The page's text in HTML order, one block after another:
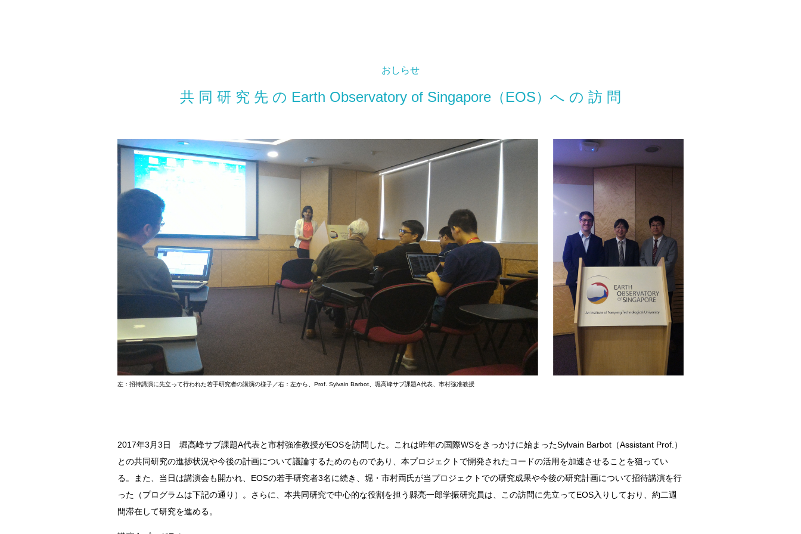
おしらせ
共 同 研 究 先 の Earth Observatory of Singapore（EOS）へ の 訪 問
左：招待講演に先⽴って⾏われた若⼿研究者の講演の様⼦／右：左から、Prof. Sylvain Barbot、堀高峰サブ課題A代表、市村強准教授
2017年3⽉3日 堀⾼峰サブ課題A代表と市村強准教授がEOSを訪問した。これは昨年の国際WSをきっかけに始まったSylvain Barbot（Assistant Prof.）
との共同研究の進捗状況や今後の計画について議論するためのものであり、本プロジェクトで開発されたコードの活用を加速させることを狙ってい
る。また、当日は講演会も開かれ、EOSの若手研究者3名に続き、堀・市村両⽒が当プロジェクトでの研究成果や今後の研究計画について招待講演を行
った（プログラムは下記の通り）。さらに、本共同研究で中心的な役割を担う縣亮一郎学振研究員は、この訪問に先立ってEOS入りしており、約二週
間滞在して研究を進める。